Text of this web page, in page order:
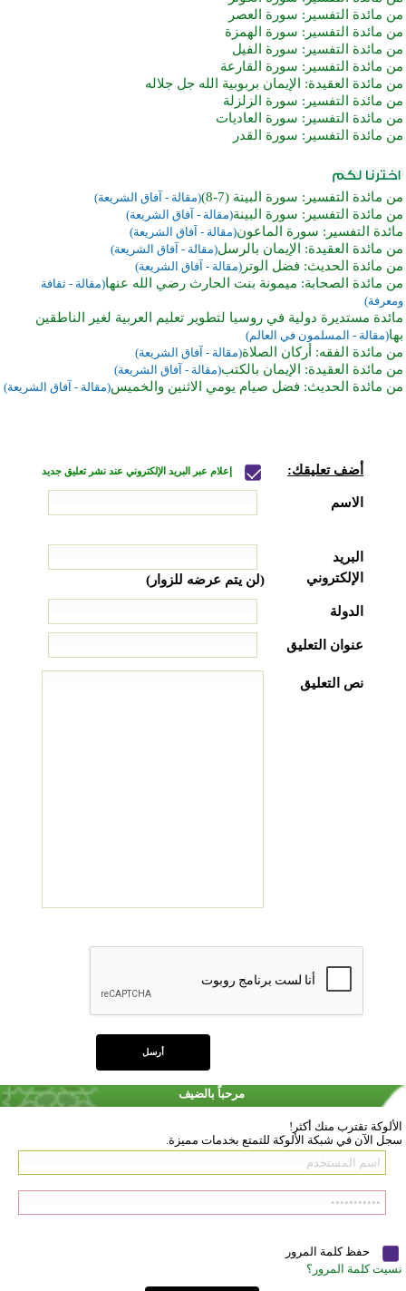
من مائدة التفسير: سورة العصر
من مائدة التفسير: سورة الهمزة
من مائدة التفسير: سورة الفيل
من مائدة التفسير: سورة القارعة
من مائدة العقيدة: الإيمان بربوبية الله جل جلاله
من مائدة التفسير: سورة الزلزلة
من مائدة التفسير: سورة العاديات
من مائدة التفسير: سورة القدر
من مائدة التفسير: سورة البينة (7-8) (مقالة - آفاق الشريعة)
من مائدة التفسير: سورة البينة(مقالة - آفاق الشريعة)
مائدة التفسير: سورة الماعون(مقالة - آفاق الشريعة)
من مائدة العقيدة: الإيمان بالرسل(مقالة - آفاق الشريعة)
من مائدة الحديث: فضل الوتر (مقالة - آفاق الشريعة)
من مائدة الصحابة: ميمونة بنت الحارث رضي الله عنها(مقالة - ثقافة
ومعرفة)
مائدة مستديرة دولية في روسيا لتطوير تعليم العربية لغير الناطقين
بها(مقالة - المسلمون في العالم)
من مائدة الفقه: أركان الصلاة(مقالة - آفاق الشريعة)
من مائدة العقيدة: الإيمان بالكتب(مقالة - آفاق الشريعة)
من مائدة الحديث: فضل صيام يومي الاثنين والخميس(مقالة - آفاق الشريعة)
أضف تعليقك: إعلام عبر البريد الإلكتروني عند نشر تعليق جديد
الاسم
البريد
الإلكتروني
(لن يتم عرضه للزوار)
الدولة
عنوان التعليق
نص التعليق
مرحباً بالضيف
الألوكة تقترب منك أكثر!
سجل الآن في شبكة الألوكة للتمتع بخدمات مميزة.
حفظ كلمة المرور
نسيت كلمة المرور؟